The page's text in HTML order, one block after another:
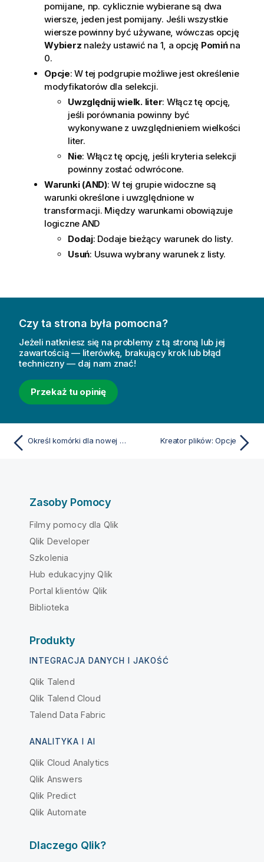
pomijane, np. cyklicznie wybierane są dwa
wiersze, jeden jest pomijany. Jeśli wszystkie
wiersze powinny być używane, wówczas opcję
Wybierz należy ustawić na 1, a opcję Pomińna
0.
Opcje: W tej podgrupie możliwe jest określenie
modyfikatorów dla selekcji.
Uwzględnij wielk. liter: Włącz tę opcję,
jeśli porównania powinny być
wykonywane z uwzględnieniem wielkości
liter.
Nie: Włącz tę opcję, jeśli kryteria selekcji
powinny zostać odwrócone.
Warunki (AND): W tej grupie widoczne są
warunki określone i uwzględnione w
transformacji. Między warunkami obowiązuje
logiczne AND
Dodaj: Dodaje bieżący warunek do listy.
Usuń: Usuwa wybrany warunek z listy.
Czy ta strona była pomocna?
Jeżeli natkniesz się na problemy z tą stroną lub jej
zawartością — literówkę, brakujący krok lub błąd
techniczny — daj nam znać!
Przekaż tu opinię
Określ komórki dla nowej kolumny Kreator plików: Opcje
Zasoby Pomocy
Filmy pomocy dla Qlik
Qlik Developer
Szkolenia
Hub edukacyjny Qlik
Portal klientów Qlik
Biblioteka
Produkty
INTEGRACJA DANYCH I JAKOŚĆ
Qlik Talend
Qlik Talend Cloud
Talend Data Fabric
ANALITYKA I AI
Qlik Cloud Analytics
Qlik Answers
Qlik Predict
Qlik Automate
Dlaczego Qlik?